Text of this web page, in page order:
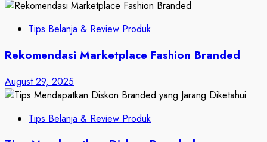
Tips Belanja & Review Produk
Rekomendasi Marketplace Fashion Branded
August 29, 2025
Tips Belanja & Review Produk